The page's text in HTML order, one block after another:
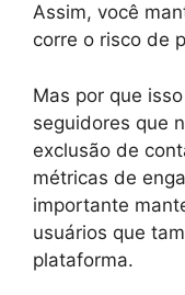
Assim, você
corre o risco de
Mas por que
seguidores que
exclusão de
métricas de
importante
usuários que
plataforma.